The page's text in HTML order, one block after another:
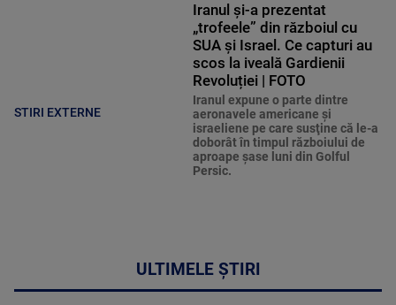
STIRI EXTERNE
Iranul și-a prezentat
„trofeele” din războiul cu
SUA și Israel. Ce capturi au
scos la iveală Gardienii
Revoluției | FOTO
Iranul expune o parte dintre
aeronavele americane şi
israeliene pe care susţine că le-a
doborât în timpul războiului de
aproape şase luni din Golful
Persic.
ULTIMELE ȘTIRI